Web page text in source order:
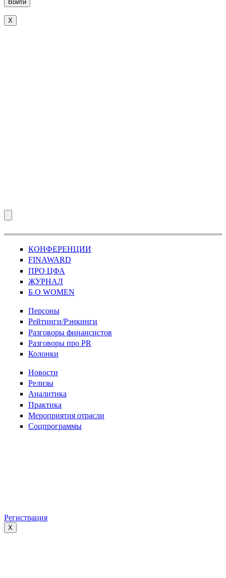
X
КОНФЕРЕНЦИИ
FINAWARD
ПРО ЦФА
ЖУРНАЛ
Б.О WOMEN
Персоны
Рейтинги/Рэнкинги
Разговоры финансистов
Разговоры про PR
Колонки
Новости
Релизы
Аналитика
Практика
Мероприятия отрасли
Соцпрограммы
Регистрация
X